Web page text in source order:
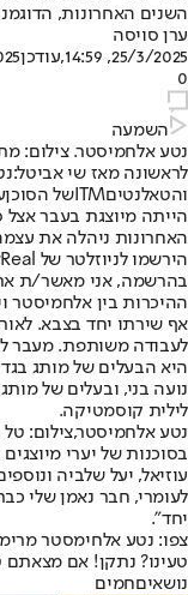
השנים האחרונות,
ערן סויסה
25/3/2025, 14:59
,עודכן
0
השמעה
נטע אלחמיסטר. צילום:
לראשונה מאז שי אביטל:
והטאלנטיםITMשל הסוכן
הייתה מיוצגת בעבר אצל
האחרונות ניהלה את
הירשמו לניוזלטר של ForReal ואנחנו נדאג שלא תפספסו שום דבר חשוב!
בהרשמה, אני מאשר/ת
ההיכרות בין אלחמיסטר
אף שירתו יחד בצבא.
לעבודה משותפת. מעבר
לילית קוסמטיקה.
נטע אלחמיסטר,צילום: טל
בסוכנות של יערי
עוזיאל, יעל שלביה
לעומרי, חבר נאמן שלי
יחד״.
צפו: נטע אלחימסטר
טעינו? נתקן! אם
נושאיםחמים